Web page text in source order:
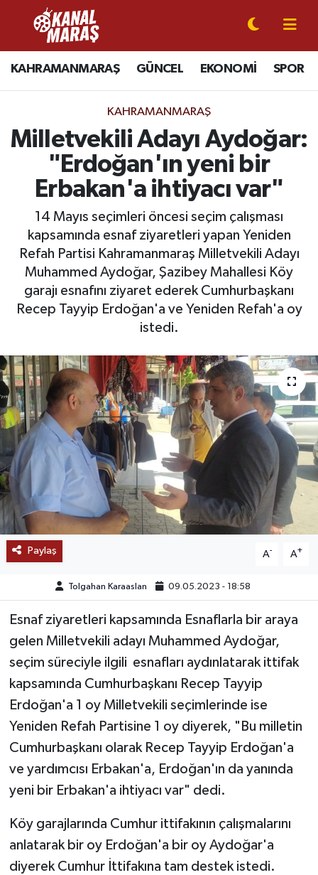
KAHRAMANMARAŞ GÜNCEL EKONOMİ SPOR
KAHRAMANMARAŞ
Milletvekili Adayı Aydoğar:
"Erdoğan'ın yeni bir
Erbakan'a ihtiyacı var"
14 Mayıs seçimleri öncesi seçim çalışması
kapsamında esnaf ziyaretleri yapan Yeniden
Refah Partisi Kahramanmaraş Milletvekili Adayı
Muhammed Aydoğar, Şazibey Mahallesi Köy
garajı esnafını ziyaret ederek Cumhurbaşkanı
Recep Tayyip Erdoğan'a ve Yeniden Refah'a oy
istedi.
Paylaş A- A+
Tolgahan Karaaslan 09.05.2023 - 18:58
Esnaf ziyaretleri kapsamında Esnaflarla bir araya
gelen Milletvekili adayı Muhammed Aydoğar,
seçim süreciyle ilgili esnafları aydınlatarak ittifak
kapsamında Cumhurbaşkanı Recep Tayyip
Erdoğan'a 1 oy Milletvekili seçimlerinde ise
Yeniden Refah Partisine 1 oy diyerek, "Bu milletin
Cumhurbaşkanı olarak Recep Tayyip Erdoğan'a
ve yardımcısı Erbakan'a, Erdoğan'ın da yanında
yeni bir Erbakan'a ihtiyacı var" dedi.
Köy garajlarında Cumhur ittifakının çalışmalarını
anlatarak bir oy Erdoğan'a bir oy Aydoğar'a
diyerek Cumhur İttifakına tam destek istedi.
CANLI YAYIN
KAHRAMANMARAŞ
SPOR
SİYASET
EKONOMİ
GÜNDEM
MAGAZİN
EĞİTİM
BÖLGE
KEŞFET
POPÜLER
DÜNYA
TREND
MEDYA
OTOMOTİV
TEKNOLOJİ
YAŞAM
KÜLTÜR SANAT
Kahramanmaraş Nöbetçi Eczaneler
Kahramanmaraş Hava Durumu
Kahramanmaraş Namaz Vakitleri
Kahramanmaraş Trafik Yoğunluk Haritası
Süper Lig Puan Durumu ve Fikstür
Tüm Manşetler
Son Dakika Haberleri
Haber Arşivi